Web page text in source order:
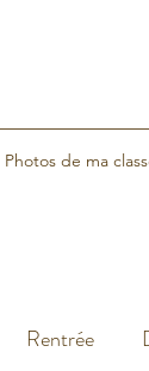
Photos de ma
Rentrée